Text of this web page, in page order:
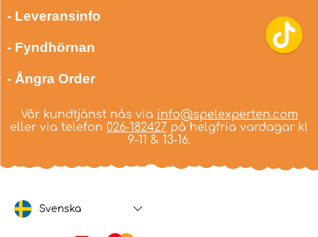
- Leveransinfo
- Fyndhörnan
- Ångra Order
Vår kundtjänst nås via info@spelexperten.com
eller via telefon 026-182427 på helgfria vardagar kl
9-11 & 13-16.
Svenska